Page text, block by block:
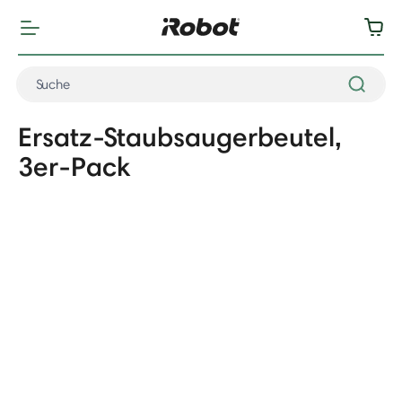
Ersatz-Staubsaugerbeutel,
3er-Pack